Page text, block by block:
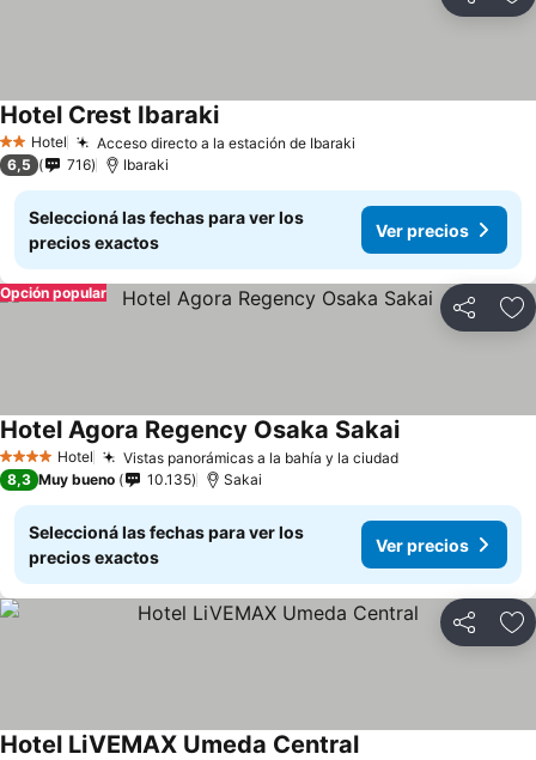
2 Estrellas
Hotel Acceso directo a la estación de Ibaraki
Hotel Crest Ibaraki
6,5 716 Ibaraki
Seleccioná las fechas para ver los
precios exactos
Ver precios
Compartir
Opción popular
4 EstrellasHotel Vistas panorámicas a la bahía y la ciudad
Hotel Agora Regency Osaka Sakai
8,3 Muy bueno 10.135 Sakai
Seleccioná las fechas para ver los
precios exactos
Ver precios
Compartir
Hotel LiVEMAX Umeda Central